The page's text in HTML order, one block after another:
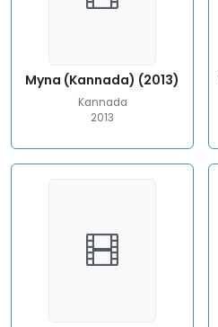
Myna (Kannada) (2013)
Kannada
2013